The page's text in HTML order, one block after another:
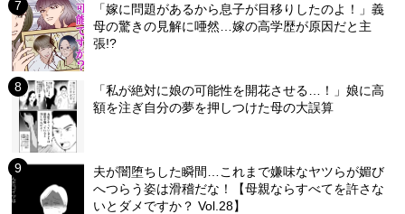
「嫁に問題があるから息子が目移りしたのよ！」義
母の驚きの見解に唖然…嫁の高学歴が原因だと主
張!?
「私が絶対に娘の可能性を開花させる…！」娘に高
額を注ぎ自分の夢を押しつけた母の大誤算
夫が闇堕ちした瞬間…これまで嫌味なヤツらが媚び
へつらう姿は滑稽だな！【母親ならすべてを許さな
いとダメですか？ Vol.28】